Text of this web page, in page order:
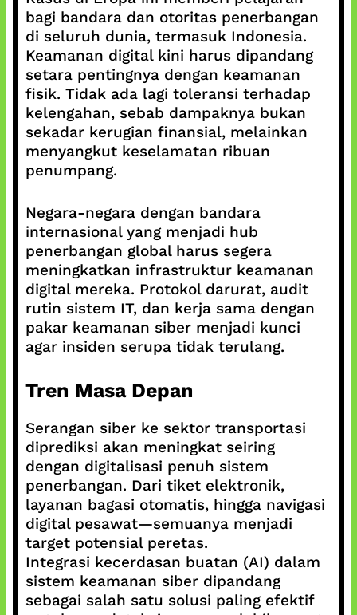
bagi bandara dan otoritas penerbangan
di seluruh dunia, termasuk Indonesia.
Keamanan digital kini harus dipandang
setara pentingnya dengan keamanan
fisik. Tidak ada lagi toleransi terhadap
kelengahan, sebab dampaknya bukan
sekadar kerugian finansial, melainkan
menyangkut keselamatan ribuan
penumpang.
Negara-negara dengan bandara
internasional yang menjadi hub
penerbangan global harus segera
meningkatkan infrastruktur keamanan
digital mereka. Protokol darurat, audit
rutin sistem IT, dan kerja sama dengan
pakar keamanan siber menjadi kunci
agar insiden serupa tidak terulang.
Tren Masa Depan
Serangan siber ke sektor transportasi
diprediksi akan meningkat seiring
dengan digitalisasi penuh sistem
penerbangan. Dari tiket elektronik,
layanan bagasi otomatis, hingga navigasi
digital pesawat—semuanya menjadi
target potensial peretas.
Integrasi kecerdasan buatan (AI) dalam
sistem keamanan siber dipandang
sebagai salah satu solusi paling efektif